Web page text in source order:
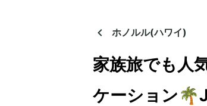
ホノルル(ハワイ)
家族旅でも人
ケーション